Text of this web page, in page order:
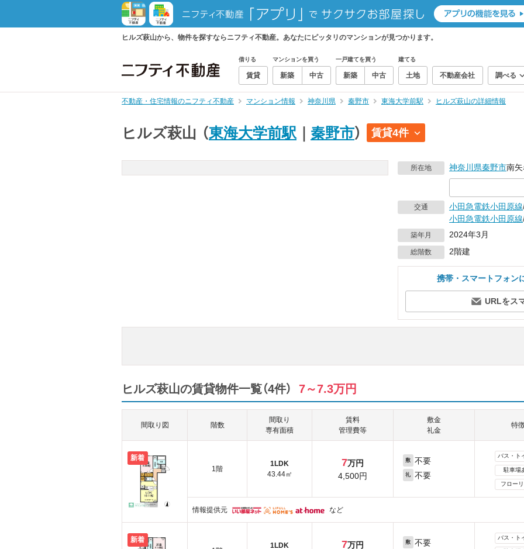
ヒルズ萩山から、物件を探すならニフティ不動産。あなたにピッタリのマンションが見つかります。
借りる
賃貸
マンションを買う
新築 中古
一戸建てを買う
新築 中古
建てる
土地 不動産会社 調べる
不動産・住宅情報のニフティ不動産 マンション情報 神奈川県 秦野市 東海大学前駅 ヒルズ萩山の詳細情報
ヒルズ萩山 （東海大学前駅 秦野市） 賃貸4件
所在地 神奈川県秦野市南
交通 小田急電鉄小田原線
小田急電鉄小田原線
築年月 2024年3月
総階数 2階建
携帯・スマートフォン
URLをス
ヒルズ萩山の賃貸物件一覧（4件） 7～7.3万円
間取り図 階数
間取り
専有面積
賃料
管理費等
敷金
礼金
特
新着
1階
1LDK
43.44㎡
7万円
4,500円
敷 不要
礼 不要
バス・ト
駐車場
フロー
情報提供元 など
新着
1LDK
7万円
敷 不要
バス・ト